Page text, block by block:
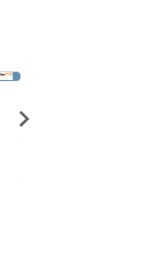
Lucas Deivid Da Silva